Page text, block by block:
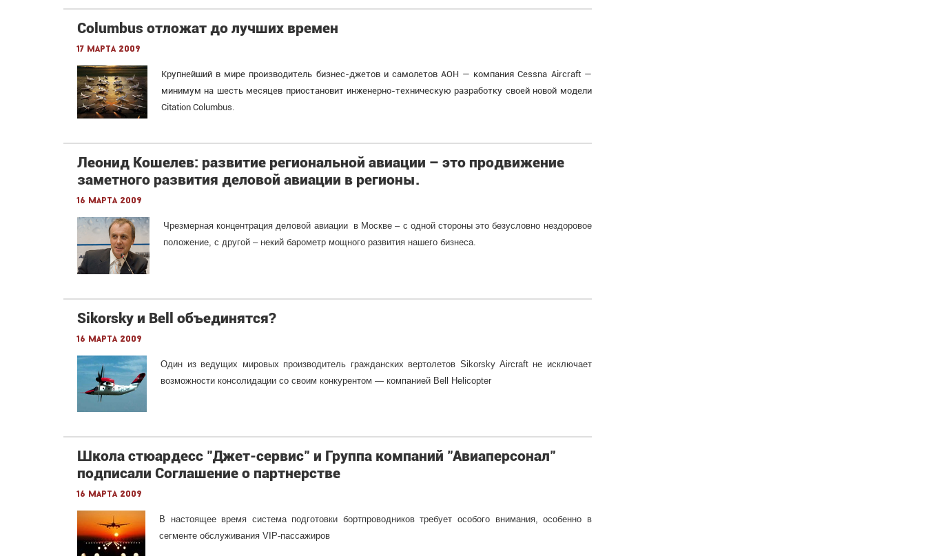
Columbus отложат до лучших времен
17 марта 2009
Крупнейший в мире производитель бизнес-джетов и самолетов АОН — компания Cessna Aircraft —
минимум на шесть месяцев приостановит инженерно-техническую разработку своей новой модели
Citation Columbus.
Леонид Кошелев: развитие региональной авиации – это продвижение
заметного развития деловой авиации в регионы.
16 марта 2009
Чрезмерная концентрация деловой авиации в Москве – с одной стороны это безусловно нездоровое
положение, с другой – некий барометр мощного развития нашего бизнеса.
Sikorsky и Bell объединятся?
16 марта 2009
Один из ведущих мировых производитель гражданских вертолетов Sikorsky Aircraft не исключает
возможности консолидации со своим конкурентом — компанией Bell Helicopter
Школа стюардесс "Джет-сервис" и Группа компаний "Авиаперсонал"
подписали Соглашение о партнерстве
16 марта 2009
В настоящее время система подготовки бортпроводников требует особого внимания, особенно в
сегменте обслуживания VIP-пассажиров